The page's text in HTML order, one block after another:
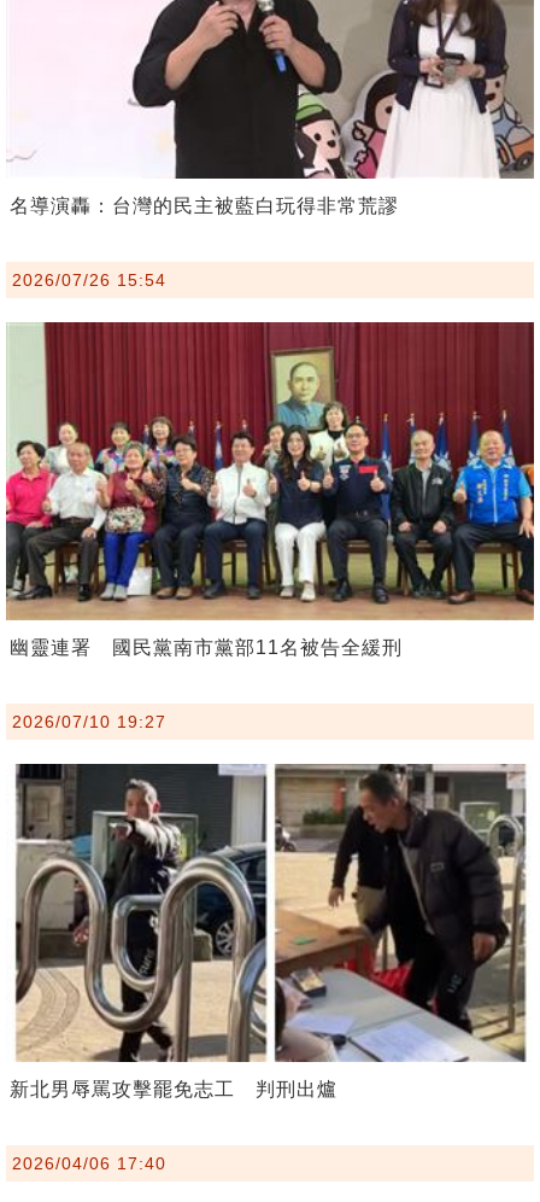
名導演轟：台灣的民主被藍白玩得非常荒謬
2026/07/26 15:54
幽靈連署 國民黨南市黨部11名被告全緩刑
2026/07/10 19:27
新北男辱罵攻擊罷免志工 判刑出爐
2026/04/06 17:40